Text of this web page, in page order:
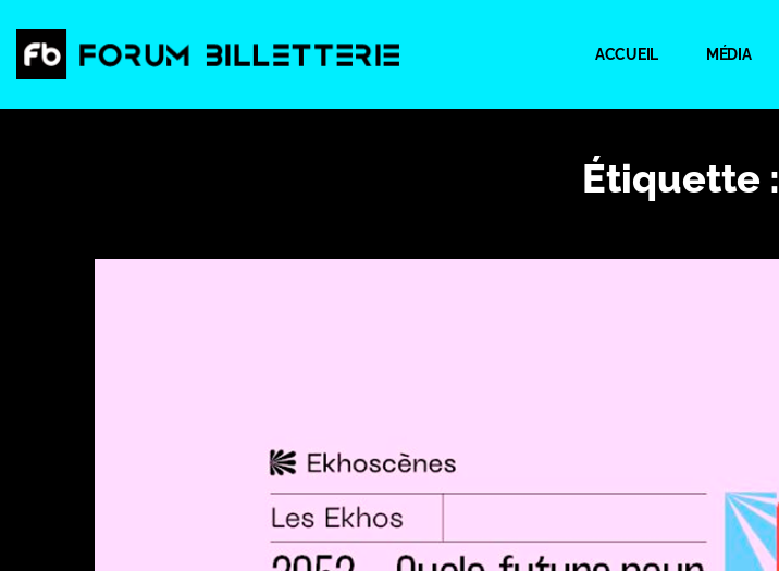
ACCUEIL MÉDIA
Étiquette :